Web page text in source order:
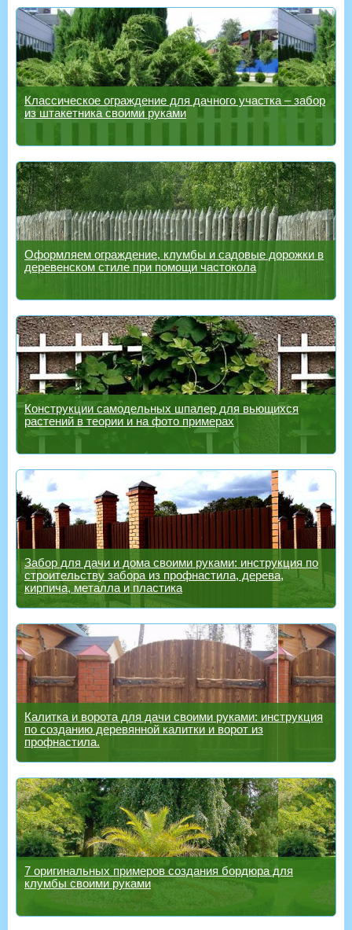
Классическое ограждение для дачного участка – забор
из штакетника своими руками
Оформляем ограждение, клумбы и садовые дорожки в
деревенском стиле при помощи частокола
Конструкции самодельных шпалер для вьющихся
растений в теории и на фото примерах
Забор для дачи и дома своими руками: инструкция по
строительству забора из профнастила, дерева,
кирпича, металла и пластика
Калитка и ворота для дачи своими руками: инструкция
по созданию деревянной калитки и ворот из
профнастила.
7 оригинальных примеров создания бордюра для
клумбы своими руками